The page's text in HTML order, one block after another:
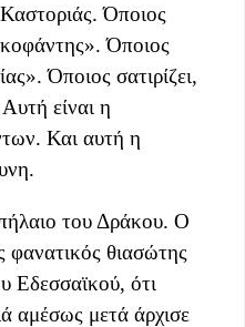
Όποιος
Όποιος
Όποιος σατιρίζει,
είναι η
Και αυτή η
του Δράκου. Ο
φανατικός θιασώτης
Εδεσσαϊκού, ότι
αμέσως μετά άρχισε